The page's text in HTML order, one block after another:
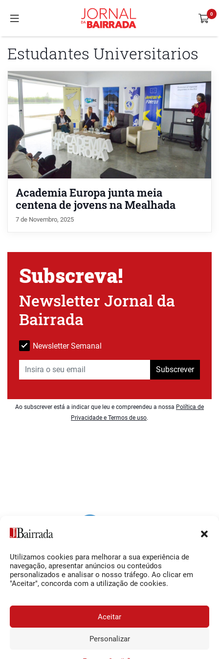
Utilizamos cookies para melhorar a sua experiência de
navegação, apresentar anúncios ou conteúdos
personalizados e analisar o nosso tráfego. Ao clicar em
"Aceitar", concorda com a utilização de cookies.
Aceitar
Personalizar
Estudantes Universitarios
Academia Europa junta meia
centena de jovens na Mealhada
7 de Novembro, 2025
Subscreva!
Newsletter Jornal da
Bairrada
Newsletter Semanal
Subscrever
Ao subscrever está a indicar que leu e compreendeu a nossa Política de
Privacidade e Termos de uso.
Siga-nos
Facebook
O Jornal da Bairrada
Contactos
Termos e Condições